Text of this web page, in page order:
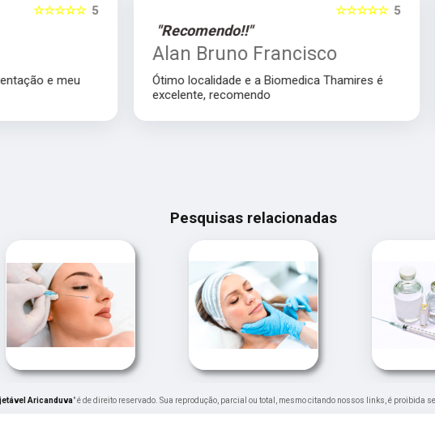
5
☆☆☆☆☆
e meu
5
☆☆☆☆☆
"Recomendo!!"
Alan Bruno Francisco
Ótimo localidade e a Biomedica Thamires é
excelente, recomendo
Pesquisas relacionadas
Aricanduva" é de direito reservado. Sua reprodução, parcial ou total, mesmo citando nossos links, é proibida